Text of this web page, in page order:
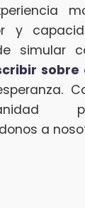
y
simular
sobre
a